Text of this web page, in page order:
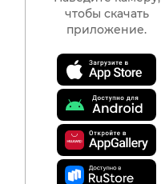
чтобы скачать
приложение.